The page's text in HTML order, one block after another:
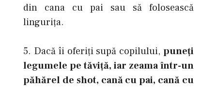
din cana cu pai sau să folosească
linguriţa.
5. Dacă îi oferiţi supă copilului, puneţi
legumele pe tăviţă, iar zeama într-un
păhărel de shot, cană cu pai, cană cu